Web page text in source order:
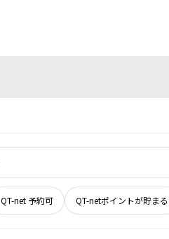
QT-net 予約可 QT-netポイントが貯まる